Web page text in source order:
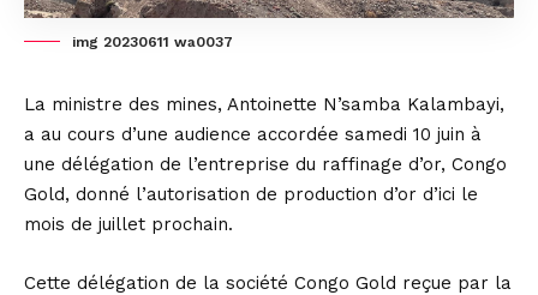
img 20230611 wa0037
La ministre des mines, Antoinette N’samba Kalambayi,
a au cours d’une audience accordée samedi 10 juin à
une délégation de l’entreprise du raffinage d’or, Congo
Gold, donné l’autorisation de production d’or d’ici le
mois de juillet prochain.
Cette délégation de la société Congo Gold reçue par la